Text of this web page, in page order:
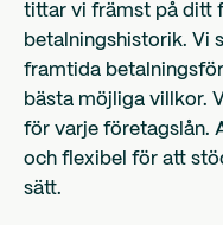
tittar vi främst på ditt
betalningshistorik. Vi
framtida
bästa möjliga villkor.
för varje företagslån.
och flexibel för att
sätt.